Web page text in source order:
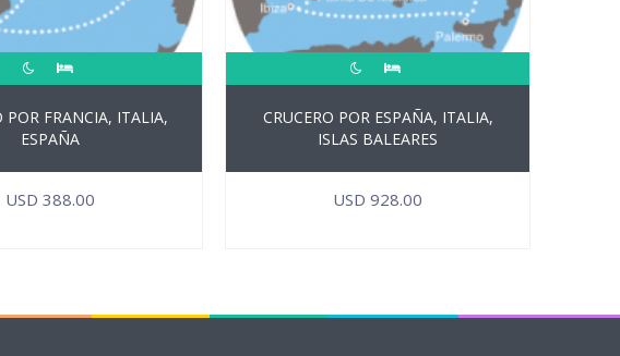
POR FRANCIA, ITALIA,
ESPAÑA
USD 388.00
CRUCERO POR ESPAÑA, ITALIA,
ISLAS BALEARES
USD 928.00